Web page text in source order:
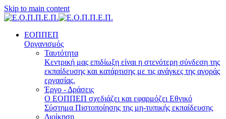
Skip to main content
ΕΟΠΠΕΠ
Οργανισμός
Ταυτότητα
Κεντρική μας επιδίωξη είναι η στενότερη σύνδεση της
εκπαίδευσης και κατάρτισης με τις ανάγκες της αγοράς
εργασίας.
Έργο - Δράσεις
Ο ΕΟΠΠΕΠ σχεδιάζει και εφαρμόζει Eθνικό
Σύστημα Πιστοποίησης της μη-τυπικής εκπαίδευσης
Διοίκηση